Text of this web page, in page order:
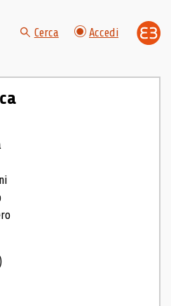
Cerca Accedi